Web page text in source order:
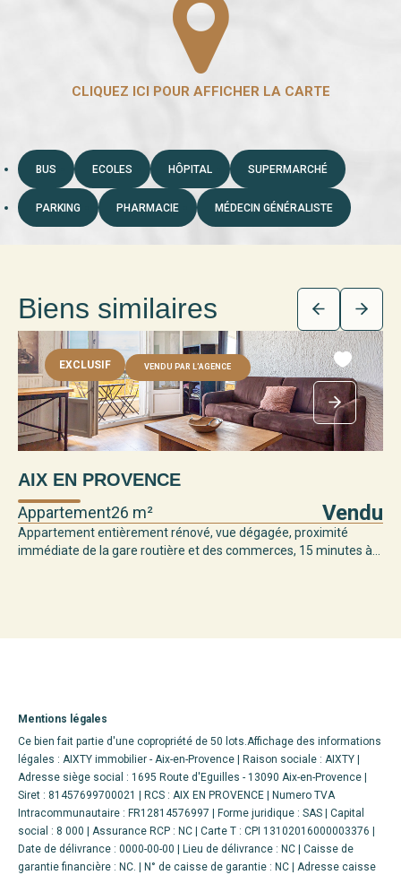
BUS ECOLES HÔPITAL SUPERMARCHÉ
PARKING PHARMACIE MÉDECIN GÉNÉRALISTE
Biens similaires
EXCLUSIF VENDU PAR L'AGENCE
AIX EN PROVENCE
Appartement26 m² Vendu
Appartement entièrement rénové, vue dégagée, proximité
immédiate de la gare routière et des commerces, 15 minutes à...
Mentions légales
Ce bien fait partie d'une copropriété de 50 lots.Affichage des informations
légales : AIXTY immobilier - Aix-en-Provence | Raison sociale : AIXTY |
Adresse siège social : 1695 Route d'Eguilles - 13090 Aix-en-Provence |
Siret : 81457699700021 | RCS : AIX EN PROVENCE | Numero TVA
Intracommunautaire : FR12814576997 | Forme juridique : SAS | Capital
social : 8 000 | Assurance RCP : NC | Carte T : CPI 13102016000003376 |
Date de délivrance : 0000-00-00 | Lieu de délivrance : NC | Caisse de
garantie financière : NC. | N° de caisse de garantie : NC | Adresse caisse